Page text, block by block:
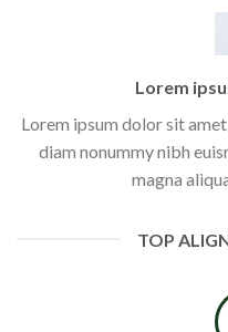
Lorem
Lorem ipsum dolor sit
diam nonummy nibh
magna
TOP